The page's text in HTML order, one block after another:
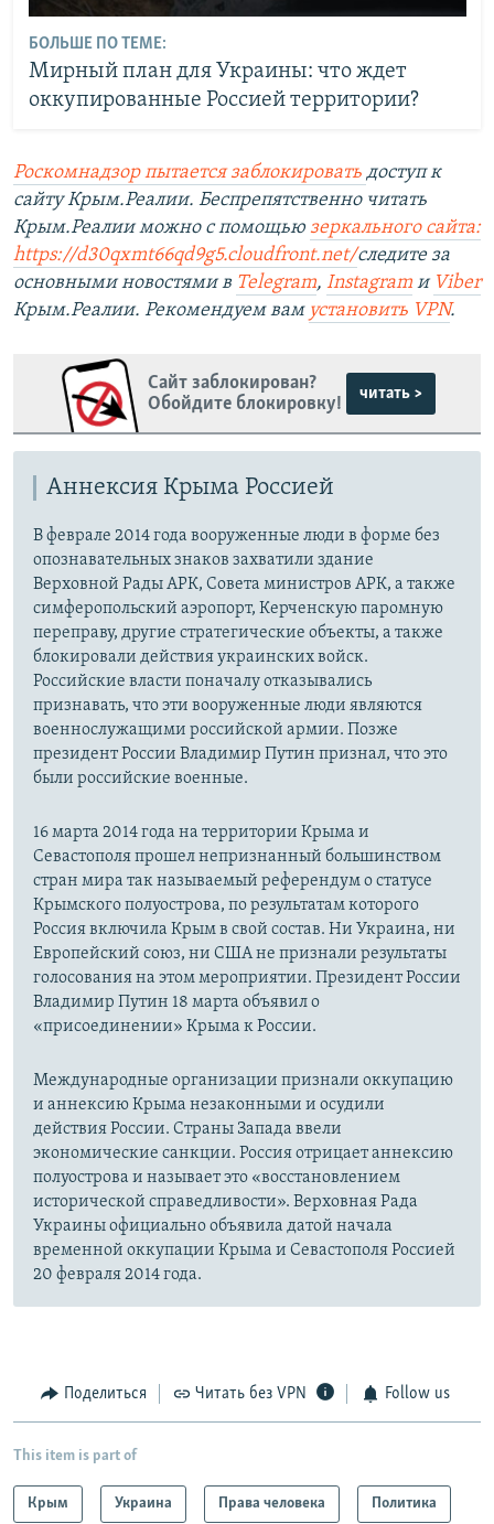
БОЛЬШЕ ПО ТЕМЕ:
Мирный план для Украины: что ждет
оккупированные Россией территории?
Роскомнадзор пытается заблокировать доступ к
сайту Крым.Реалии. Беспрепятственно читать
Крым.Реалии можно с помощью зеркального сайта:
https://d30qxmt66qd9g5.cloudfront.net/следите за
основными новостями в Telegram, Instagram и Viber
Крым.Реалии. Рекомендуем вам установить VPN.
Сайт заблокирован?
Обойдите блокировку!
читать >
Аннексия Крыма Россией
В феврале 2014 года вооруженные люди в форме без
опознавательных знаков захватили здание
Верховной Рады АРК, Совета министров АРК, а также
симферопольский аэропорт, Керченскую паромную
переправу, другие стратегические объекты, а также
блокировали действия украинских войск.
Российские власти поначалу отказывались
признавать, что эти вооруженные люди являются
военнослужащими российской армии. Позже
президент России Владимир Путин признал, что это
были российские военные.
16 марта 2014 года на территории Крыма и
Севастополя прошел непризнанный большинством
стран мира так называемый референдум о статусе
Крымского полуострова, по результатам которого
Россия включила Крым в свой состав. Ни Украина, ни
Европейский союз, ни США не признали результаты
голосования на этом мероприятии. Президент России
Владимир Путин 18 марта объявил о
«присоединении» Крыма к России.
Международные организации признали оккупацию
и аннексию Крыма незаконными и осудили
действия России. Страны Запада ввели
экономические санкции. Россия отрицает аннексию
полуострова и называет это «восстановлением
исторической справедливости». Верховная Рада
Украины официально объявила датой начала
временной оккупации Крыма и Севастополя Россией
20 февраля 2014 года.
Поделиться Читать без VPN Follow us
This item is part of
Крым Украина Права человека Политика